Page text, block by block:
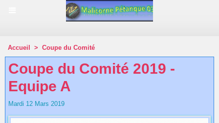
Accueil > Coupe du Comité
Coupe du Comité 2019 -
Equipe A
Mardi 12 Mars 2019